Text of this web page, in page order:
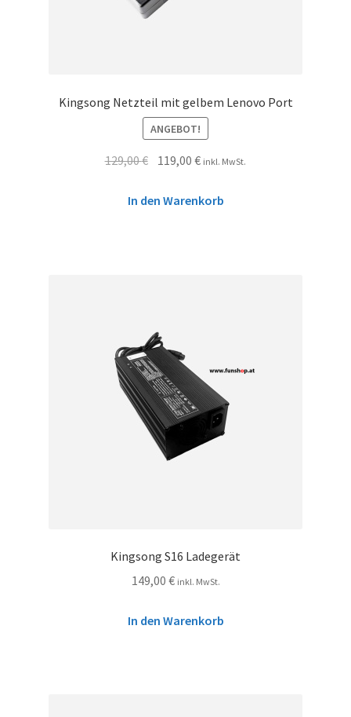
Kingsong Netzteil mit gelbem Lenovo Port
ANGEBOT!
129,00€ 119,00€ inkl. MwSt.
In den Warenkorb
Kingsong S16 Ladegerät
149,00 € inkl. MwSt.
In den Warenkorb